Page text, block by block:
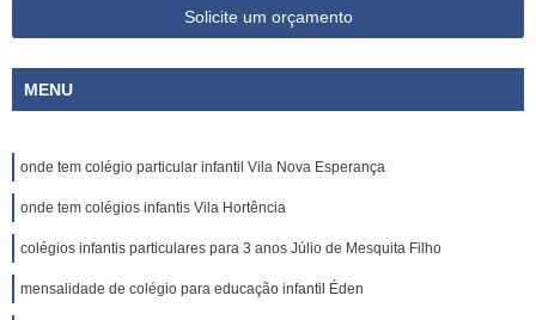
Solicite um orçamento
MENU
onde tem colégio particular infantil Vila Nova Esperança
onde tem colégios infantis Vila Hortência
colégios infantis particulares para 3 anos Júlio de Mesquita Filho
mensalidade de colégio para educação infantil Éden